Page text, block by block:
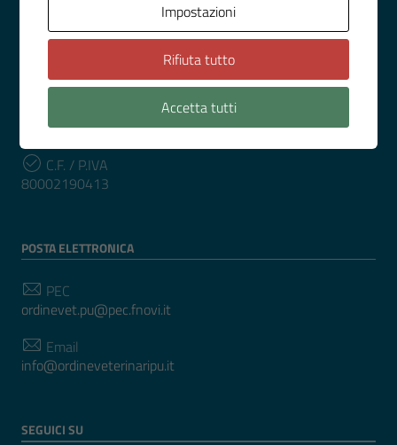
(+39) 0721 30133
INFORMAZIONI
C.F. / P.IVA
80002190413
POSTA ELETTRONICA
PEC
ordinevet.pu@pec.fnovi.it
Email
info@ordineveterinaripu.it
SEGUICI SU
Impostazioni
Rifiuta tutto
Accetta tutti